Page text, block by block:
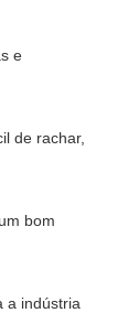
e
de rachar,
bom
a indústria